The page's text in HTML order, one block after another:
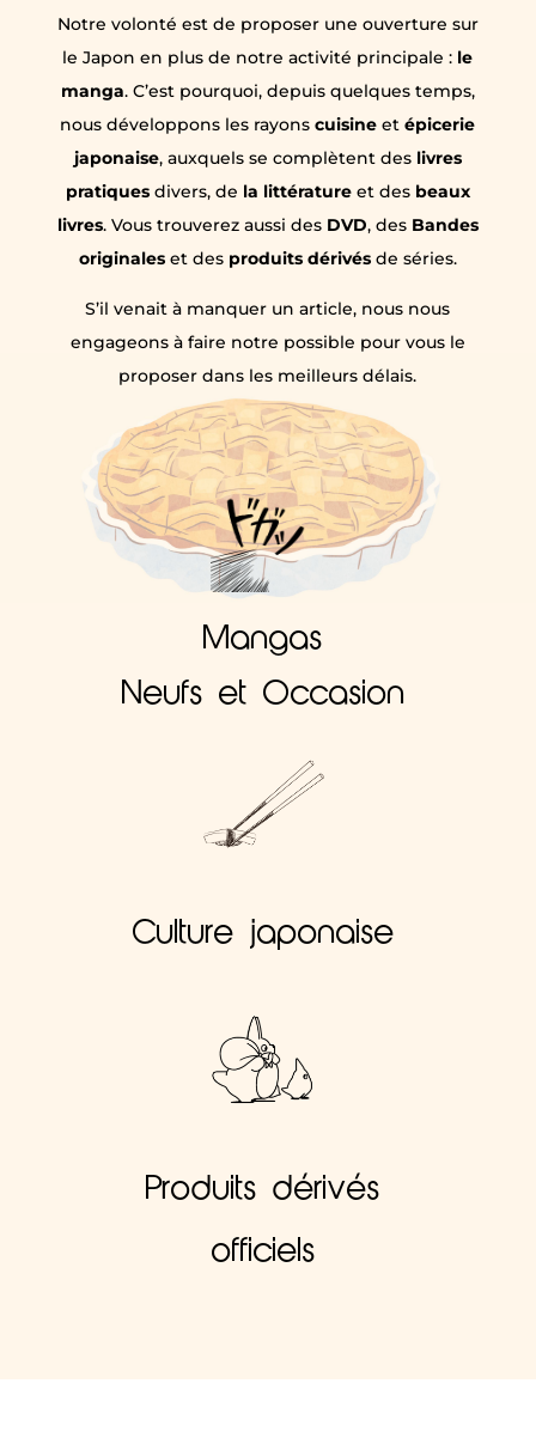
Notre volonté est de proposer une ouverture sur
le Japon en plus de notre activité principale : le
manga. C’est pourquoi, depuis quelques temps,
nous développons les rayons cuisine et épicerie
japonaise, auxquels se complètent des livres
pratiques divers, de la littérature et des beaux
livres. Vous trouverez aussi des DVD, des Bandes
originales et des produits dérivés de séries.
S’il venait à manquer un article, nous nous
engageons à faire notre possible pour vous le
proposer dans les meilleurs délais.
Mangas
Neufs et Occasion
Culture japonaise
Produits dérivés
officiels